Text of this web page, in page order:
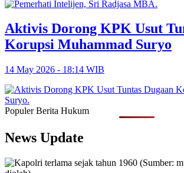
Aktivis Dorong KPK Usut
Korupsi Muhammad Suryo
14 May 2026 - 18:14 WIB
Populer Berita Hukum
News Update